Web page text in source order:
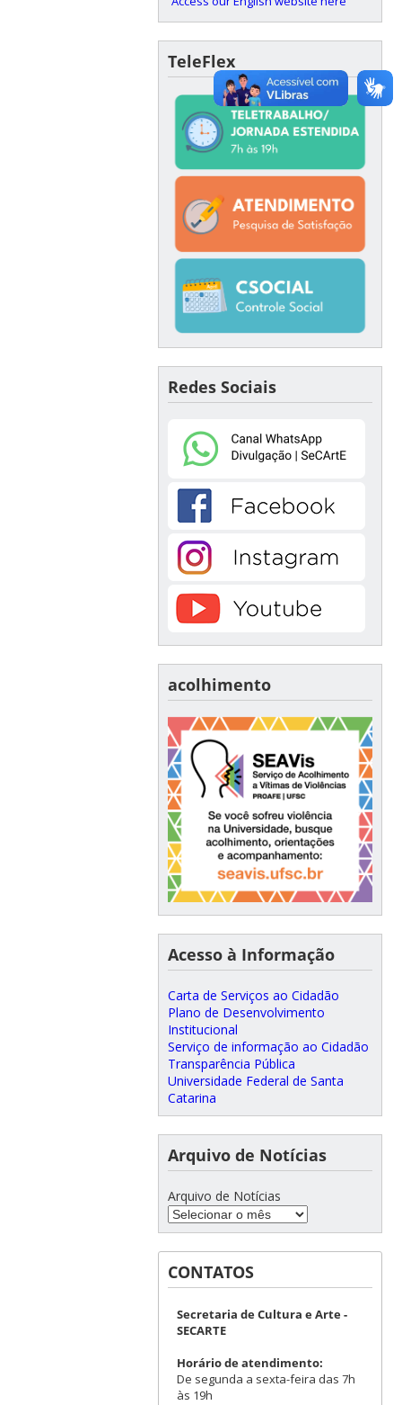
TeleFlex
Redes Sociais
acolhimento
Acesso à Informação
Carta de Serviços ao Cidadão
Plano de Desenvolvimento
Institucional
Serviço de informação ao Cidadão
Transparência Pública
Universidade Federal de Santa
Catarina
Arquivo de Notícias
Arquivo de Notícias
CONTATOS
Secretaria de Cultura e Arte -
SECARTE
Horário de atendimento:
De segunda a sexta-feira das 7h
às 19h